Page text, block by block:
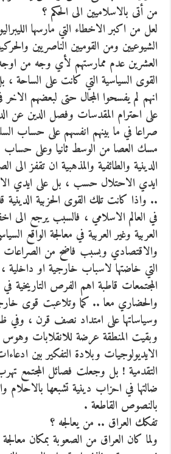
من أتى بالاسلاميين الى الحكم ؟
لعل من اكبر الاخطاء التي مارسها
الشيوعيين ومن القوميين الناصريين
العشرين عدم ممارستهم لأي وجه من
القوى السياسية التي كانت على الساحة
انهم لم يفسحوا المجال حتى لبعضهم
على احترام المقدسات وفصل الدين عن
صراعا في ما بينهم انفسهم على حساب
مسك العصا من الوسط ثانيا وعلى حساب
الدينية والطائفية والمذهبية ان تقفز
ايدي الاحتلال حسب ، بل على ايدي
.. واذا كانت تلك القوى الحزبية الدينية
في العالم الاسلامي ، فالسبب يرجع الى
العربية وغير العربية في معالجة الواقع
والاقتصادي وبسبب فاضح من الصراعات
التي خاضتها لاسباب خارجية او
المجتمعات قاطبة اهم الفرص التاريخية
والحضاري معا .. كما وتلاعبت قوى
وسياساتها على امتداد نصف قرن ، وفي
وبقيت المنطقة عرضة للانقلابات
الايديولوجيات وبلادة التفكير بين
التقدمية ! بل وجعلت فصائل المجتمع
ضالتها في احزاب دينية تشبعها بالاحلام
بالنصوص القاطعة .
تفكك العراق .. من يعالجه ؟
ولما كان العراق من الصعوبة بمكان